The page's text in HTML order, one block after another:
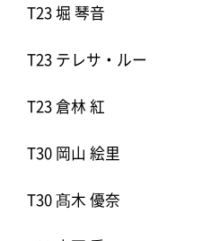
T23 堀 琴音
T23 テレサ・ルー
T23 倉林 紅
T30 岡山 絵里
T30 髙木 優奈